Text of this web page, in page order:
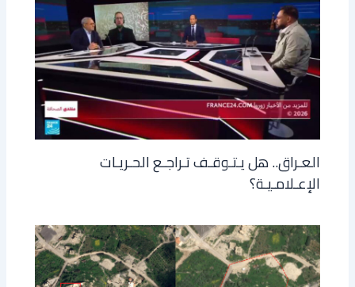
العـراق.. هل يـتـوقـف تـراجـع الحـريـات
الإعـلامـيـة؟